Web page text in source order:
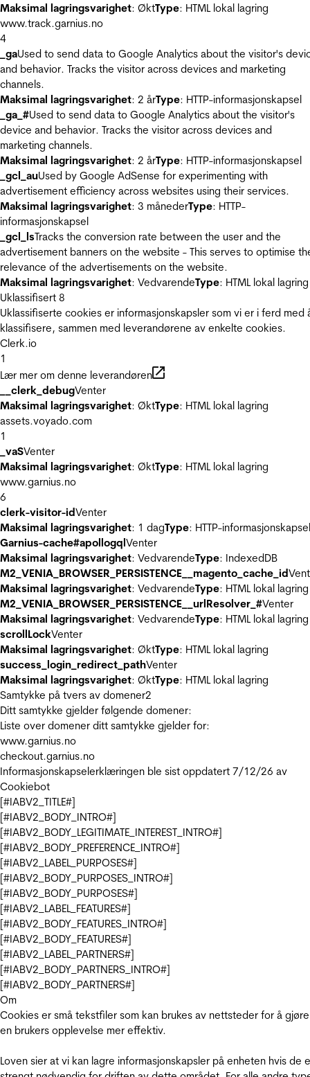
Maksimal lagringsvarighet: ØktType: HTML lokal lagring
www.track.garnius.no
4
_gaUsed to send data to Google Analytics about the visitor's
and behavior. Tracks the visitor across devices and marketing
channels.
Maksimal lagringsvarighet: 2 årType: HTTP-informasjonskapsel
_ga_#Used to send data to Google Analytics about the visitor's
device and behavior. Tracks the visitor across devices and
marketing channels.
Maksimal lagringsvarighet: 2 årType: HTTP-informasjonskapsel
_gcl_auUsed by Google AdSense for experimenting with
advertisement efficiency across websites using their services.
Maksimal lagringsvarighet: 3 månederType: HTTP-
informasjonskapsel
_gcl_lsTracks the conversion rate between the user and the
advertisement banners on the website - This serves to optimise
relevance of the advertisements on the website.
Maksimal lagringsvarighet: VedvarendeType: HTML lokal lagring
Uklassifisert 8
Uklassifiserte cookies er informasjonskapsler som vi er i ferd med
klassifisere, sammen med leverandørene av enkelte cookies.
Clerk.io
1
Lær mer om denne leverandøren
__clerk_debugVenter
Maksimal lagringsvarighet: ØktType: HTML lokal lagring
assets.voyado.com
1
_vaSVenter
Maksimal lagringsvarighet: ØktType: HTML lokal lagring
www.garnius.no
6
clerk-visitor-idVenter
Maksimal lagringsvarighet: 1 dagType: HTTP-informasjonskapsel
Garnius-cache#apollogqlVenter
Maksimal lagringsvarighet: VedvarendeType: IndexedDB
M2_VENIA_BROWSER_PERSISTENCE__magento_cache_id
Maksimal lagringsvarighet: VedvarendeType: HTML lokal lagring
M2_VENIA_BROWSER_PERSISTENCE__urlResolver_#Venter
Maksimal lagringsvarighet: VedvarendeType: HTML lokal lagring
scrollLockVenter
Maksimal lagringsvarighet: ØktType: HTML lokal lagring
success_login_redirect_pathVenter
Maksimal lagringsvarighet: ØktType: HTML lokal lagring
Samtykke på tvers av domener2
Ditt samtykke gjelder følgende domener:
Liste over domener ditt samtykke gjelder for:
www.garnius.no
checkout.garnius.no
Informasjonskapselerklæringen ble sist oppdatert 7/12/26 av
Cookiebot
[#IABV2_TITLE#]
[#IABV2_BODY_INTRO#]
[#IABV2_BODY_LEGITIMATE_INTEREST_INTRO#]
[#IABV2_BODY_PREFERENCE_INTRO#]
[#IABV2_LABEL_PURPOSES#]
[#IABV2_BODY_PURPOSES_INTRO#]
[#IABV2_BODY_PURPOSES#]
[#IABV2_LABEL_FEATURES#]
[#IABV2_BODY_FEATURES_INTRO#]
[#IABV2_BODY_FEATURES#]
[#IABV2_LABEL_PARTNERS#]
[#IABV2_BODY_PARTNERS_INTRO#]
[#IABV2_BODY_PARTNERS#]
Om
Cookies er små tekstfiler som kan brukes av nettsteder for å gjøre
en brukers opplevelse mer effektiv.
Loven sier at vi kan lagre informasjonskapsler på enheten hvis de